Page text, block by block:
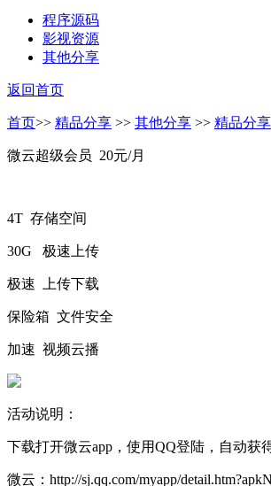
程序源码
影视资源
其他分享
返回首页
首页>> 精品分享 >> 其他分享 >> 精品分享
微云超级会员 20元/月
4T 存储空间
30G 极速上传
极速 上传下载
保险箱 文件安全
加速 视频云播
活动说明：
下载打开微云app，使用QQ登陆，自动获
微云：http://sj.qq.com/myapp/